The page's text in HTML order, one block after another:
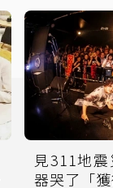
見311地
器哭了「獲